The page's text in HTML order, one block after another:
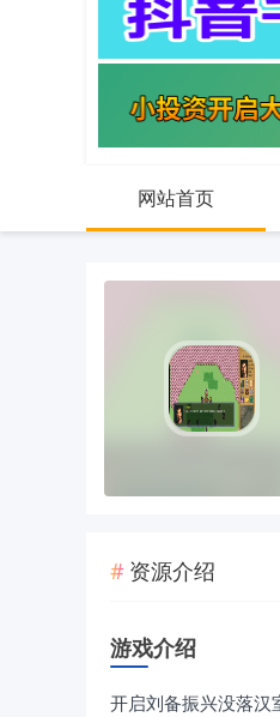
网站首页
资源介绍
游戏介绍
开启刘备振兴没落汉